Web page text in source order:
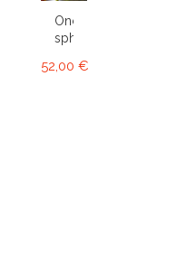
Oncidium
sphacelatum
52,00 €